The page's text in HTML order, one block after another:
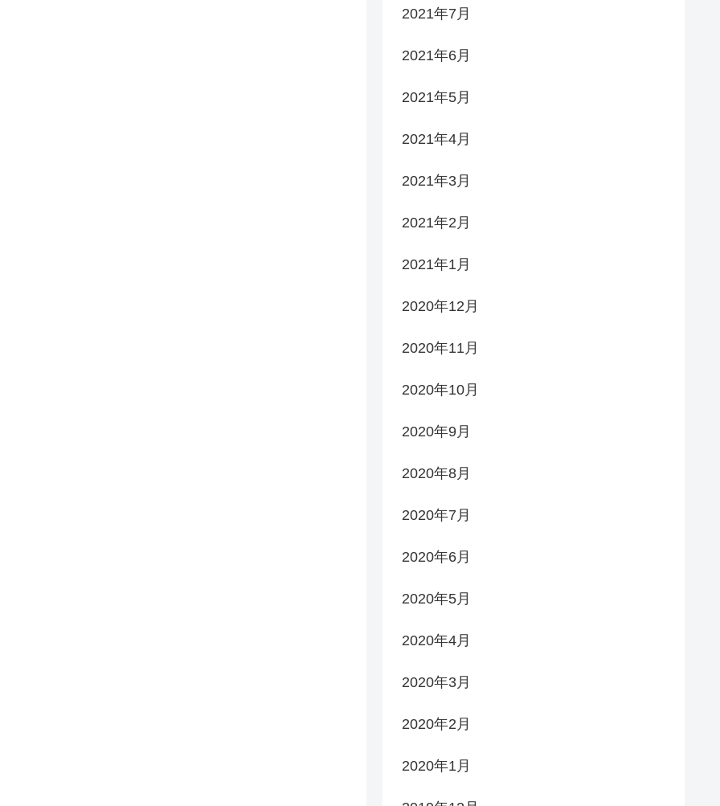
2021年7月
2021年6月
2021年5月
2021年4月
2021年3月
2021年2月
2021年1月
2020年12月
2020年11月
2020年10月
2020年9月
2020年8月
2020年7月
2020年6月
2020年5月
2020年4月
2020年3月
2020年2月
2020年1月